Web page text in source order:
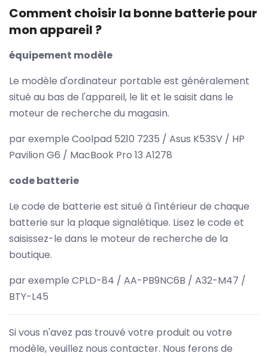
Comment choisir la bonne batterie pour
mon appareil ?
équipement modèle
Le modèle d'ordinateur portable est généralement
situé au bas de l'appareil, le lit et le saisit dans le
moteur de recherche du magasin.
par exemple Coolpad 5210 7235 / Asus K53SV / HP
Pavilion G6 / MacBook Pro 13 A1278
code batterie
Le code de batterie est situé à l'intérieur de chaque
batterie sur la plaque signalétique. Lisez le code et
saisissez-le dans le moteur de recherche de la
boutique.
par exemple CPLD-84 / AA-PB9NC6B / A32-M47 /
BTY-L45
Si vous n'avez pas trouvé votre produit ou votre
modèle, veuillez nous contacter. Nous ferons de